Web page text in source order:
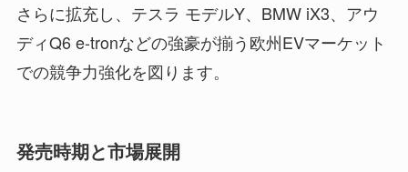
さらに拡充し、テスラ モデルY、BMW iX3、アウ
ディQ6 e-tronなどの強豪が揃う欧州EVマーケット
での競争力強化を図ります。
発売時期と市場展開